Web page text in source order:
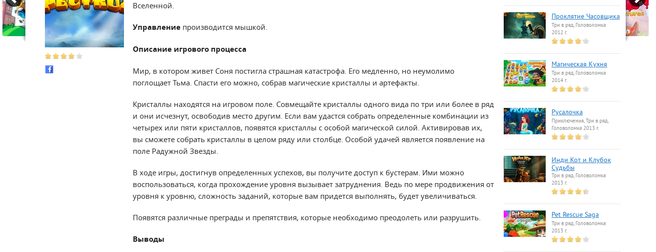
Вселенной.
Управление производится мышкой.
Описание игрового процесса
Мир, в котором живет Соня постигла страшная катастрофа. Его медленно, но неумолимо
поглощает Тьма. Спасти его можно, собрав магические кристаллы и артефакты.
Кристаллы находятся на игровом поле. Совмещайте кристаллы одного вида по три или более в ряд
и они исчезнут, освободив место другим. Если вам удастся собрать определенные комбинации из
четырех или пяти кристаллов, появятся кристаллы с особой магической силой. Активировав их,
вы сможете собрать кристаллы в целом ряду или столбце. Особой удачей является появление на
поле Радужной Звезды.
В ходе игры, достигнув определенных успехов, вы получите доступ к бустерам. Ими можно
воспользоваться, когда прохождение уровня вызывает затруднения. Ведь по мере продвижения от
уровня к уровню, сложность заданий, которые вам придется выполнять, будет увеличиваться.
Появятся различные преграды и препятствия, которые необходимо преодолеть или разрушить.
Выводы
Проклятие Часовщика
Три в ряд, Головоломка
2012 г.
Магическая Кухня
Три в ряд, Головоломка
2014 г.
Русалочка
Приключения, Три в ряд,
Головоломка 2013 г.
Инди Кот и Клубок
Судьбы
Три в ряд, Головоломка
2013 г.
Pet Rescue Saga
Три в ряд, Головоломка
2013 г.